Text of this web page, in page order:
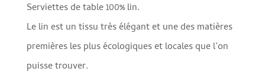
Serviettes de table 100% lin.
Le lin est un tissu très élégant et une des matières
premières les plus écologiques et locales que l’on
puisse trouver.